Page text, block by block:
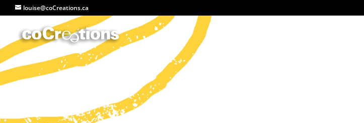
louise@coCreations.ca